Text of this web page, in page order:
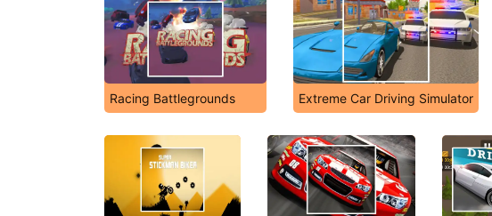
Racing Battlegrounds Extreme Car Driving Simulator